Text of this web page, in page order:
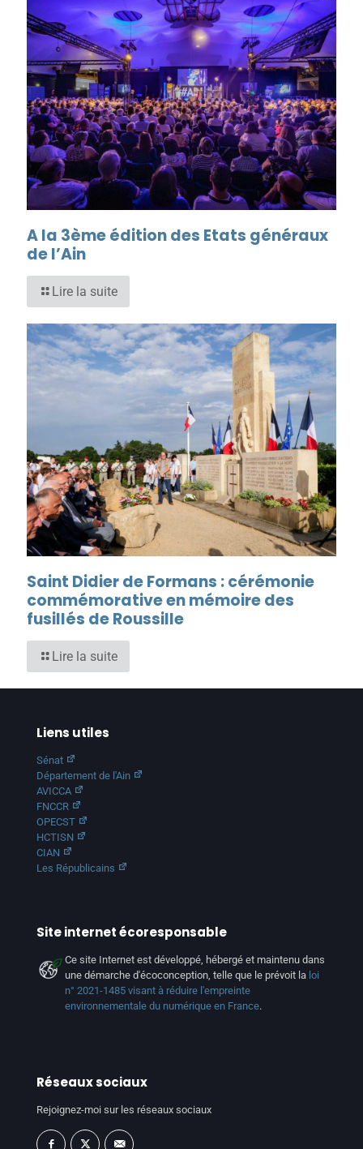
A la 3ème édition des Etats généraux
de l’Ain
Lire la suite
Saint Didier de Formans : cérémonie
commémorative en mémoire des
fusillés de Roussille
Lire la suite
Liens utiles
Sénat
Département de l'Ain
AVICCA
FNCCR
OPECST
HCTISN
CIAN
Les Républicains
Site internet écoresponsable
Ce site Internet est développé, hébergé et maintenu dans
une démarche d'écoconception, telle que le prévoit la loi
n° 2021-1485 visant à réduire l'empreinte
environnementale du numérique en France.
Réseaux sociaux
Rejoignez-moi sur les réseaux sociaux